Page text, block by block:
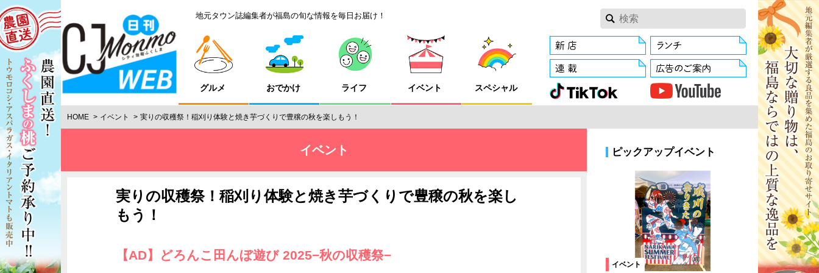
地元タウン誌編集者が福島の旬な情報を毎日お届け！
グルメ おでかけ ライフ イベント スペシャル
HOME イベント 実りの収穫祭！稲刈り体験と焼き芋づくりで豊穣の秋を楽しもう！
イベント
実りの収穫祭！稲刈り体験と焼き芋づくりで豊穣の秋を楽し
もう！
【AD】どろんこ田んぼ遊び 2025−秋の収穫祭−
ピックアップイベント
イベント